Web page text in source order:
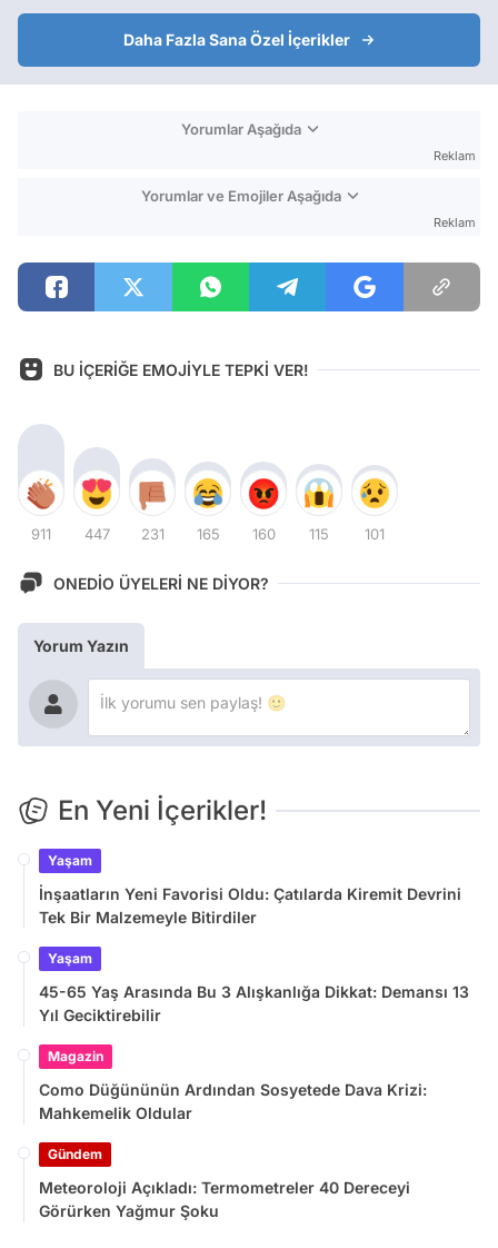
Daha Fazla Sana Özel İçerikler
Yorumlar Aşağıda
Reklam
Yorumlar ve Emojiler Aşağıda
Reklam
BU İÇERİĞE EMOJİYLE TEPKİ VER!
911 447 231 165 160 115 101
ONEDİO ÜYELERİ NE DİYOR?
Yorum Yazın
En Yeni İçerikler!
Yaşam
İnşaatların Yeni Favorisi Oldu: Çatılarda Kiremit Devrini
Tek Bir Malzemeyle Bitirdiler
Yaşam
45-65 Yaş Arasında Bu 3 Alışkanlığa Dikkat: Demansı 13
Yıl Geciktirebilir
Magazin
Como Düğününün Ardından Sosyetede Dava Krizi:
Mahkemelik Oldular
Gündem
Meteoroloji Açıkladı: Termometreler 40 Dereceyi
Görürken Yağmur Şoku